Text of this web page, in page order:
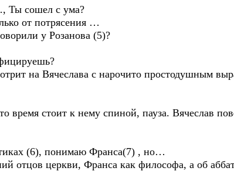
Ты сошел с ума?
от потрясения …
у Розанова (5)?
на Вячеслава с нарочито простодушным
время стоит к нему спиной, пауза. Вячеслав
(6), понимаю Франса(7) , но…
отцов церкви, Франса как философа, а об